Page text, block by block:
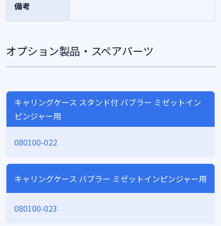
備考
オプション製品・スペアパーツ
キャリングケース スタンド付 バブラー ミゼットイン
ピンジャー用
080100-022
キャリングケース バブラー ミゼットインピンジャー用
080100-023